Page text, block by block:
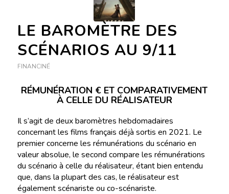
LE BAROMÈTRE DES
SCÉNARIOS AU 9/11
FINANCINÉ
RÉMUNÉRATION € ET COMPARATIVEMENT
À CELLE DU RÉALISATEUR
Il s’agit de deux baromètres hebdomadaires
concernant les films français déjà sortis en 2021. Le
premier concerne les rémunérations du scénario en
valeur absolue, le second compare les rémunérations
du scénario à celle du réalisateur, étant bien entendu
que, dans la plupart des cas, le réalisateur est
également scénariste ou co-scénariste.